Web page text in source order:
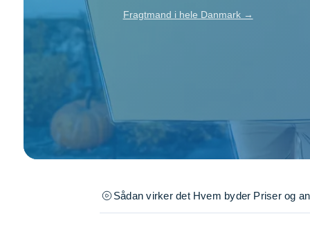
Se alle...
Fragtmand i hele Danmark →
Sådan virker det Hvem byder Priser og